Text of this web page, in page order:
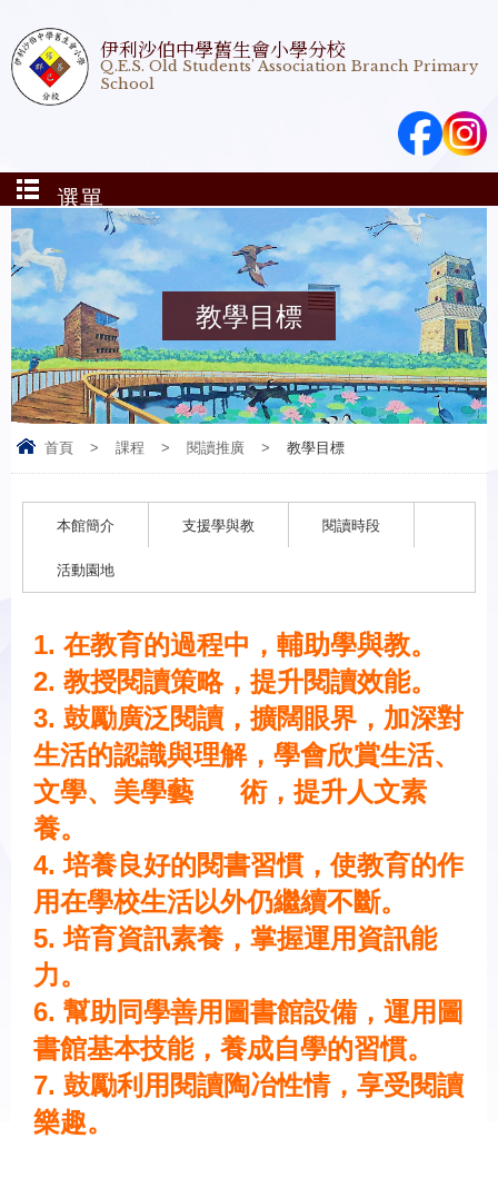
伊利沙伯中學舊生會小學分校
Q.E.S. Old Students' Association Branch Primary
School
選單
教學目標
首頁 > 課程 > 閱讀推廣 > 教學目標
本館簡介 支援學與教 閱讀時段
活動園地
1. 在教育的過程中，輔助學與教。
2. 教授閱讀策略，提升閱讀效能。
3. 鼓勵廣泛閱讀，擴闊眼界，加深對
生活的認識與理解，學會欣賞生活、
文學、美學藝 術，提升人文素
養。
4. 培養良好的閱書習慣，使教育的作
用在學校生活以外仍繼續不斷。
5. 培育資訊素養，掌握運用資訊能
力。
6. 幫助同學善用圖書館設備，運用圖
書館基本技能，養成自學的習慣。
7. 鼓勵利用閱讀陶冶性情，享受閱讀
樂趣。